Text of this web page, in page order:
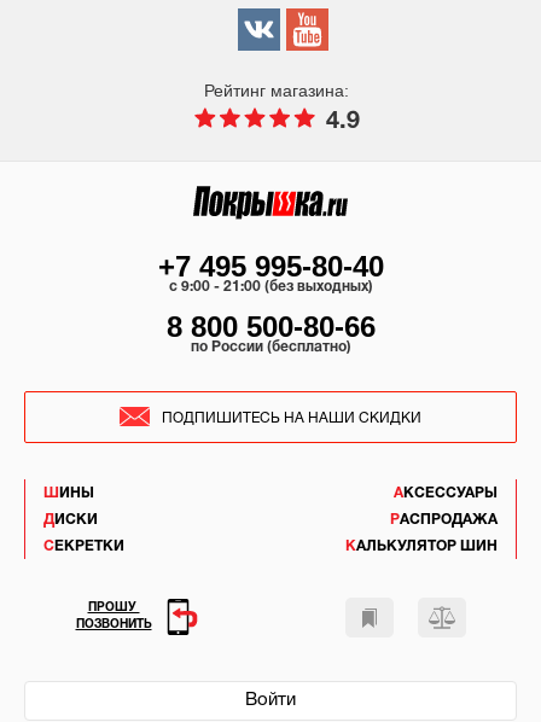
Рейтинг магазина:
4.9
ШИНЫ
ДИСКИ
СЕКРЕТКИ
АКСЕССУАРЫ
РАСПРОДАЖА
КАЛЬКУЛЯТОР ШИН
Войти
+7 495 995-80-40
c 9:00 - 21:00 (без выходных)
8 800 500-80-66
по России (бесплатно)
ПОДПИШИТЕСЬ НА НАШИ СКИДКИ
ПРОШУ
ПОЗВОНИТЬ